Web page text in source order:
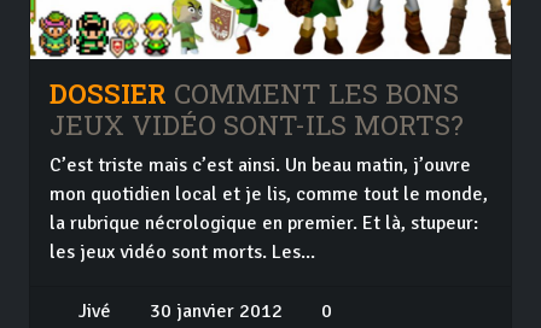
DOSSIER COMMENT LES BONS
JEUX VIDÉO SONT-ILS MORTS?
C’est triste mais c’est ainsi. Un beau matin, j’ouvre
mon quotidien local et je lis, comme tout le monde,
la rubrique nécrologique en premier. Et là, stupeur:
les jeux vidéo sont morts. Les...
Jivé 30 janvier 2012 0